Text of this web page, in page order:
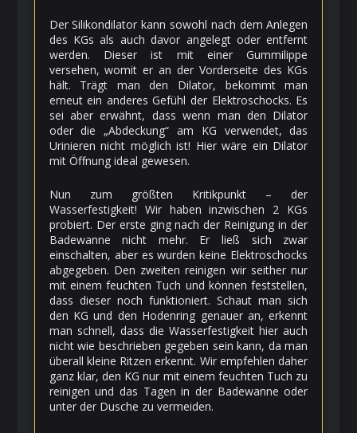
Der Silikondilator kann sowohl nach dem Anlegen
des KGs als auch davor angelegt oder entfernt
werden. Dieser ist mit einer Gummilippe
versehen, womit er an der Vorderseite des KGs
hält. Trägt man den Dilator, bekommt man
erneut ein anderes Gefühl der Elektroschocks. Es
sei aber erwähnt, dass wenn man den Dilator
oder die „Abdeckung“ am KG verwendet, das
Urinieren nicht möglich ist! Hier wäre ein Dilator
mit Öffnung ideal gewesen.
Nun zum größten Kritikpunkt – der
Wasserfestigkeit! Wir haben inzwischen 2 KGs
probiert. Der erste ging nach der Reinigung in der
Badewanne nicht mehr. Er ließ sich zwar
einschalten, aber es wurden keine Elektroschocks
abgegeben. Den zweiten reinigen wir seither nur
mit einem feuchten Tuch und können feststellen,
dass dieser noch funktioniert. Schaut man sich
den KG und den Hodenring genauer an, erkennt
man schnell, dass die Wasserfestigkeit hier auch
nicht wie beschrieben gegeben sein kann, da man
überall kleine Ritzen erkennt. Wir empfehlen daher
ganz klar, den KG nur mit einem feuchten Tuch zu
reinigen und das Tagen in der Badewanne oder
unter der Dusche zu vermeiden.